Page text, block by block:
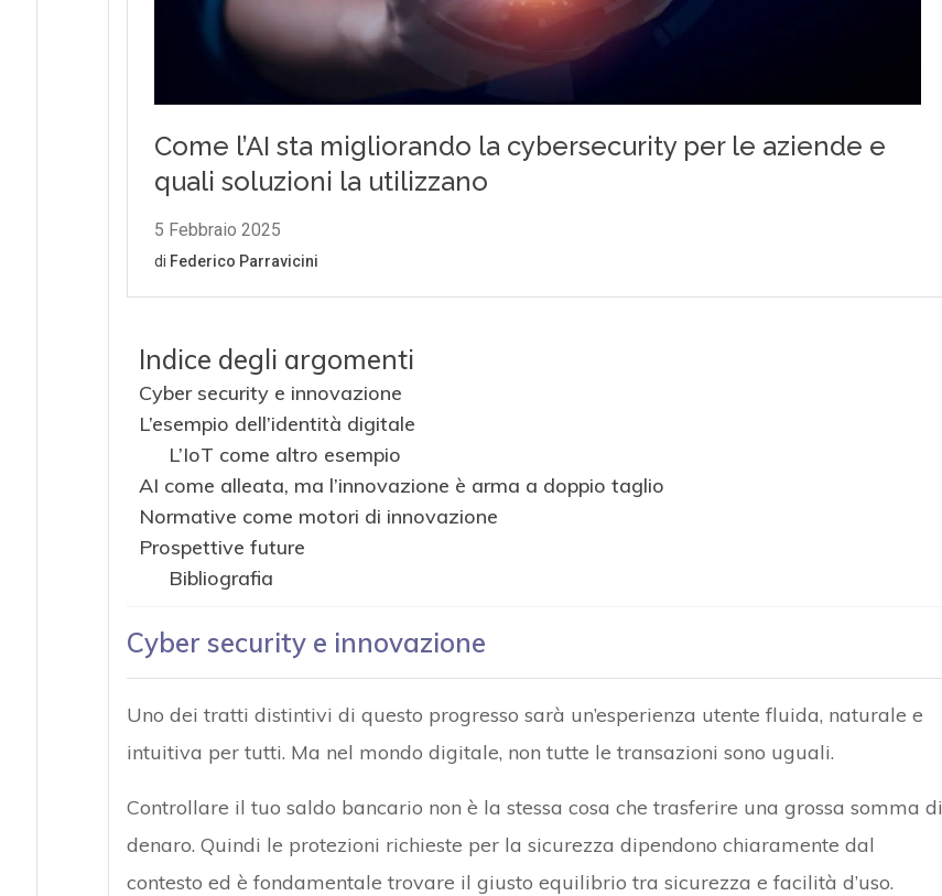
Indice degli argomenti
Cyber security e innovazione
L’esempio dell’identità digitale
L’IoT come altro esempio
AI come alleata, ma l’innovazione è arma a doppio taglio
Normative come motori di innovazione
Prospettive future
Bibliografia
Cyber security e innovazione
Uno dei tratti distintivi di questo progresso sarà un’esperienza utente fluida, naturale e
intuitiva per tutti. Ma nel mondo digitale, non tutte le transazioni sono uguali.
Controllare il tuo saldo bancario non è la stessa cosa che trasferire una grossa somma di
denaro. Quindi le protezioni richieste per la sicurezza dipendono chiaramente dal
contesto ed è fondamentale trovare il giusto equilibrio tra sicurezza e facilità d’uso.